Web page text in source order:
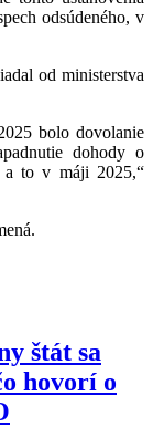
odsúdeného, v
od ministerstva
bolo dovolanie
dohody o
a to v máji 2025,“
štát sa
hovorí o